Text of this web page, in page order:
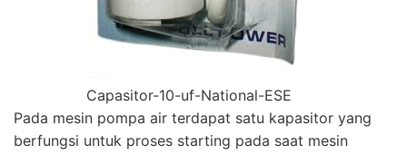
Capasitor-10-uf-National-ESE
Pada mesin pompa air terdapat satu kapasitor yang
berfungsi untuk proses starting pada saat mesin